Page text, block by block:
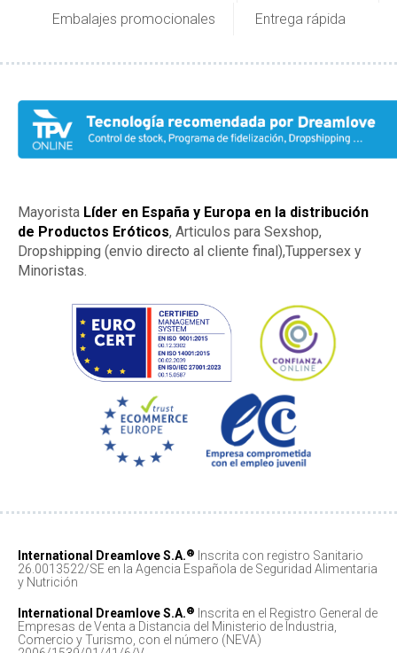
Embalajes promocionales
Entrega rápida
Mayorista Líder en España y Europa en la distribución
de Productos Eróticos, Articulos para Sexshop,
Dropshipping (envio directo al cliente final),Tuppersex y
Minoristas.
International Dreamlove S.A.®
Inscrita con registro Sanitario
26.0013522/SE en la Agencia Española de Seguridad Alimentaria
y Nutrición
International Dreamlove S.A.®
Inscrita en el Registro General de
Empresas de Venta a Distancia del Ministerio de Industria,
Comercio y Turismo, con el número (NEVA)